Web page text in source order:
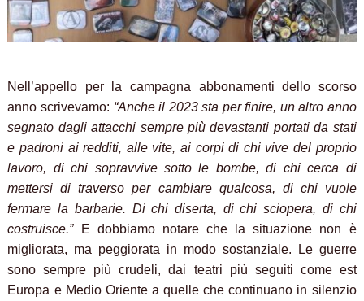
Nell’appello per la campagna abbonamenti dello scorso
anno scrivevamo: “Anche il 2023 sta per finire, un altro anno
segnato dagli attacchi sempre più devastanti portati da stati
e padroni ai redditi, alle vite, ai corpi di chi vive del proprio
lavoro, di chi sopravvive sotto le bombe, di chi cerca di
mettersi di traverso per cambiare qualcosa, di chi vuole
fermare la barbarie. Di chi diserta, di chi sciopera, di chi
costruisce.”E dobbiamo notare che la situazione non è
migliorata, ma peggiorata in modo sostanziale. Le guerre
sono sempre più crudeli, dai teatri più seguiti come est
Europa e Medio Oriente a quelle che continuano in silenzio